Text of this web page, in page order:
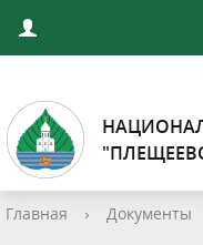
Главная › Документы